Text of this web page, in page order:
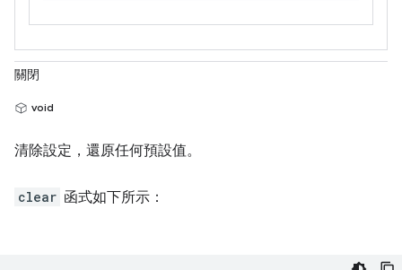
關閉
void
清除設定，還原任何預設值。
clear 函式如下所示：